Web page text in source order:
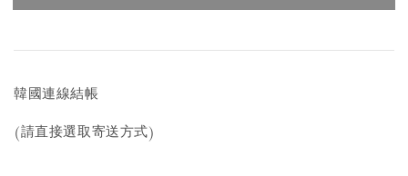
韓國連線結帳
(請直接選取寄送方式)